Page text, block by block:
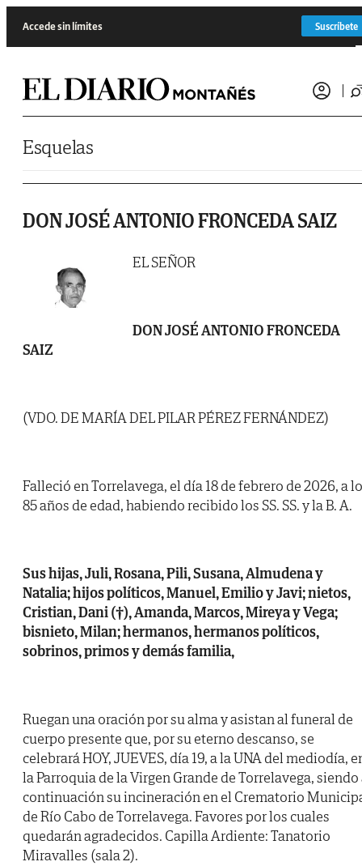
Accede sin límites Suscríbete
Esquelas
DON JOSÉ ANTONIO FRONCEDA SAIZ
EL SEÑOR
DON JOSÉ ANTONIO FRONCEDA
SAIZ
(VDO. DE MARÍA DEL PILAR PÉREZ FERNÁNDEZ)
Falleció en Torrelavega, el día 18 de febrero de 2026, a
85 años de edad, habiendo recibido los SS. SS. y la B. A.
Sus hijas, Juli, Rosana, Pili, Susana, Almudena y
Natalia; hijos políticos, Manuel, Emilio y Javi; nietos,
Cristian, Dani (†), Amanda, Marcos, Mireya y Vega;
bisnieto, Milan; hermanos, hermanos políticos,
sobrinos, primos y demás familia,
Ruegan una oración por su alma y asistan al funeral de
cuerpo presente que, por su eterno descanso, se
celebrará HOY, JUEVES, día 19, a la UNA del mediodía,
la Parroquia de la Virgen Grande de Torrelavega, siendo
continuación su incineración en el Crematorio
de Río Cabo de Torrelavega. Favores por los cuales
quedarán agradecidos. Capilla Ardiente: Tanatorio
Miravalles (sala 2).